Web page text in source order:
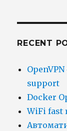
RECENT
support
Docker
WiFi fast